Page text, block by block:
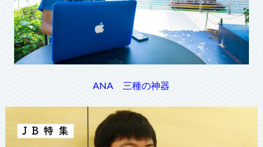
ANA 三種の神器